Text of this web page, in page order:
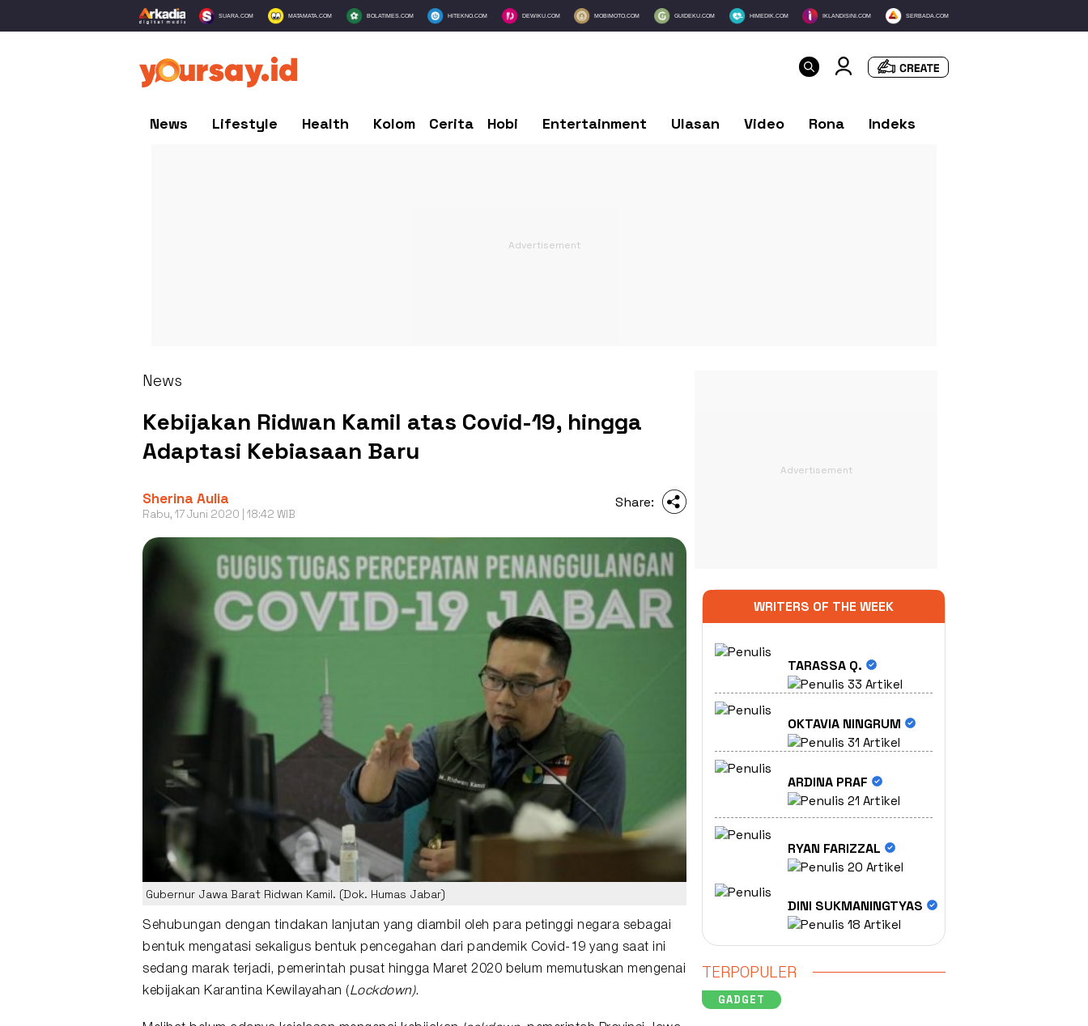
SUARA.COM MATAMATA.COM BOLATIMES.COM HITEKNO.COM DEWIKU.COM MOBIMOTO.COM GUIDEKU.COM HIMEDIK.COM IKLANDISINI.COM SERBADA.COM
News Lifestyle Health Kolom Cerita Hobi Entertainment Ulasan Video Rona Indeks
News
Kebijakan Ridwan Kamil atas Covid-19, hingga
Adaptasi Kebiasaan Baru
Sherina Aulia
Rabu, 17 Juni 2020 | 18:42 WIB
Share:
Gubernur Jawa Barat Ridwan Kamil. (Dok. Humas Jabar)
Sehubungan dengan tindakan lanjutan yang diambil oleh para petinggi negara sebagai
bentuk mengatasi sekaligus bentuk pencegahan dari pandemik Covid-19 yang saat ini
sedang marak terjadi, pemerintah pusat hingga Maret 2020 belum memutuskan mengenai
kebijakan Karantina Kewilayahan ( Lockdown).
WRITERS OF THE WEEK
TARASSA Q.
33 Artikel
OKTAVIA NINGRUM
31 Artikel
ARDINA PRAF
21 Artikel
RYAN FARIZZAL
20 Artikel
DINI SUKMANINGTYAS
18 Artikel
TERPOPULER
GADGET